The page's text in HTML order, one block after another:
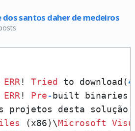
dos santos daher de medeiros
ERR ! Tried to download(
ERR ! Pre- built binaries
projetos desta solução
(x86)\Microsoft